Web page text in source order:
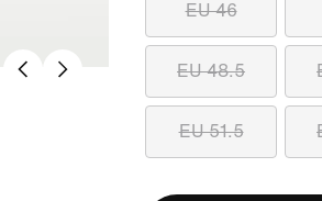
EU 46
EU 48.5
EU 51.5